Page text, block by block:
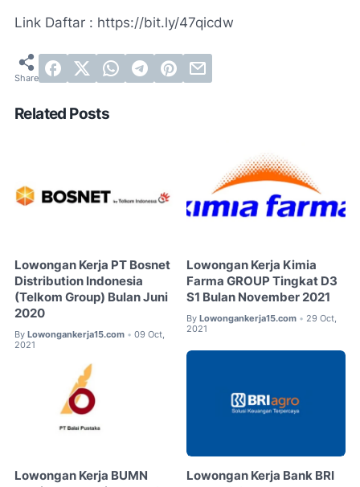
Link Daftar : https://bit.ly/47qicdw
Related Posts
Lowongan Kerja PT Bosnet
Distribution Indonesia
(Telkom Group) Bulan Juni
2020
By Lowongankerja15.com • 09 Oct,
2021
Lowongan Kerja Kimia
Farma GROUP Tingkat D3
S1 Bulan November 2021
By Lowongankerja15.com • 29 Oct,
2021
Lowongan Kerja BUMN
Lowongan Kerja Bank BRI